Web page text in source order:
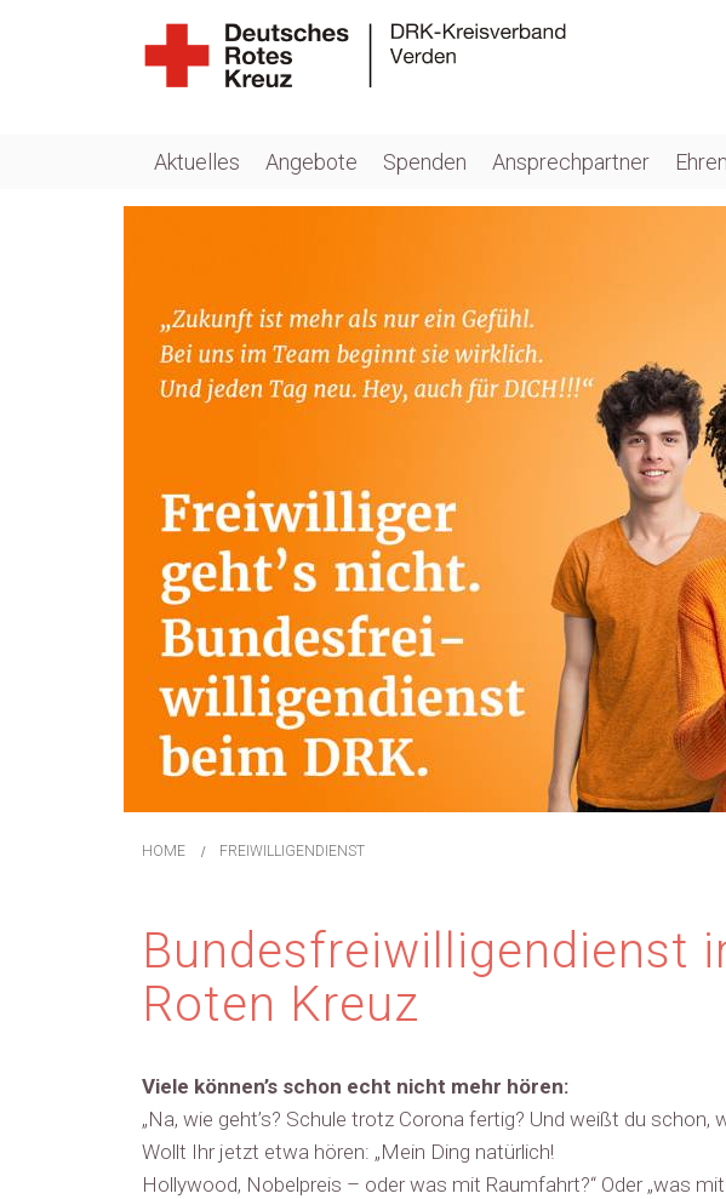
Aktuelles Angebote Spenden Ansprechpartner
HOME FREIWILLIGENDIENST
Bundesfreiwilligendienst
Roten Kreuz
Viele können’s schon echt nicht mehr hören:
„Na, wie geht’s? Schule trotz Corona fertig? Und weißt du
Wollt Ihr jetzt etwa hören: „Mein Ding natürlich!
Hollywood, Nobelpreis – oder was mit Raumfahrt?“ Oder „was